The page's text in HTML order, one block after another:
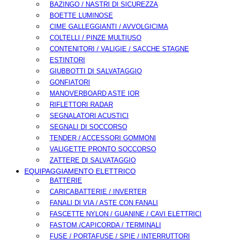
BAZINGO / NASTRI DI SICUREZZA
BOETTE LUMINOSE
CIME GALLEGGIANTI / AVVOLGICIMA
COLTELLI / PINZE MULTIUSO
CONTENITORI / VALIGIE / SACCHE STAGNE
ESTINTORI
GIUBBOTTI DI SALVATAGGIO
GONFIATORI
MANOVERBOARD ASTE IOR
RIFLETTORI RADAR
SEGNALATORI ACUSTICI
SEGNALI DI SOCCORSO
TENDER / ACCESSORI GOMMONI
VALIGETTE PRONTO SOCCORSO
ZATTERE DI SALVATAGGIO
EQUIPAGGIAMENTO ELETTRICO
BATTERIE
CARICABATTERIE / INVERTER
FANALI DI VIA / ASTE CON FANALI
FASCETTE NYLON / GUANINE / CAVI ELETTRICI
FASTOM /CAPICORDA / TERMINALI
FUSE / PORTAFUSE / SPIE / INTERRUTTORI